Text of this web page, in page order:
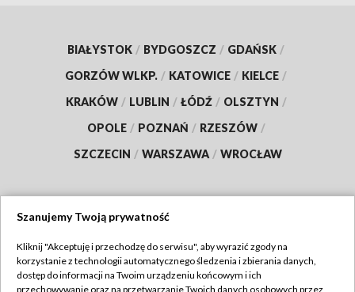
BIAŁYSTOK / BYDGOSZCZ / GDAŃSK /
GORZÓW WLKP. / KATOWICE / KIELCE /
KRAKÓW / LUBLIN / ŁÓDŹ / OLSZTYN /
OPOLE / POZNAŃ / RZESZÓW /
SZCZECIN / WARSZAWA / WROCŁAW
TVP
Szanujemy Twoją prywatność
Kliknij "Akceptuję i przechodzę do serwisu", aby wyrazić zgody na
korzystanie z technologii automatycznego śledzenia i zbierania danych,
dostęp do informacji na Twoim urządzeniu końcowym i ich
przechowywanie oraz na przetwarzanie Twoich danych osobowych przez